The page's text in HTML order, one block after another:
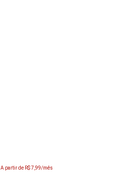
A partir de R$ 7,99/mês